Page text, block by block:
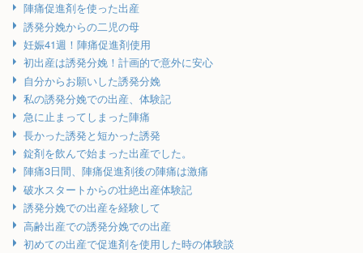
陣痛促進剤を使った出産
誘発分娩からの二児の母
妊娠41週！陣痛促進剤使用
初出産は誘発分娩！計画的で意外に安心
自分からお願いした誘発分娩
私の誘発分娩での出産、体験記
急に止まってしまった陣痛
長かった誘発と短かった誘発
錠剤を飲んで始まった出産でした。
陣痛3日間、陣痛促進剤後の陣痛は激痛
破水スタートからの壮絶出産体験記
誘発分娩での出産を経験して
高齢出産での誘発分娩での出産
初めての出産で促進剤を使用した時の体験談